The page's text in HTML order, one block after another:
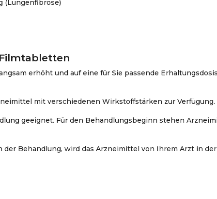
(Lungenfibrose)
erhöht und auf eine für Sie passende
mit verschiedenen Wirkstoffstärken zur Verfügung.
geeignet. Für den Behandlungsbeginn stehen
Behandlung, wird das Arzneimittel von Ihrem Arzt in